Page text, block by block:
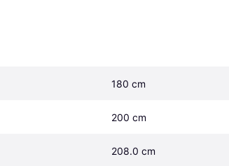
180 cm
200 cm
208.0 cm